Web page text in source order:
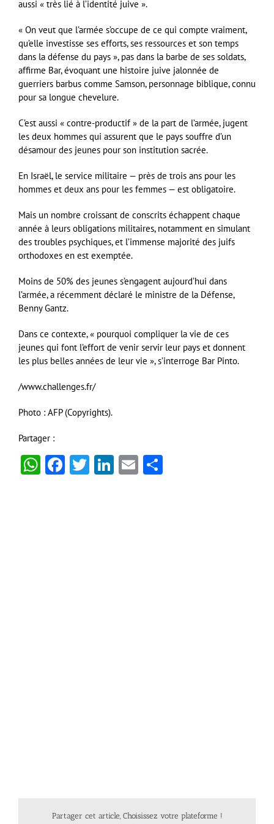
aussi « très lié à l’identité juive ».
« On veut que l’armée s’occupe de ce qui compte vraiment,
qu’elle investisse ses efforts, ses ressources et son temps
dans la défense du pays », pas dans la barbe de ses soldats,
affirme Bar, évoquant une histoire juive jalonnée de
guerriers barbus comme Samson, personnage biblique, connu
pour sa longue chevelure.
C’est aussi « contre-productif » de la part de l’armée, jugent
les deux hommes qui assurent que le pays souffre d’un
désamour des jeunes pour son institution sacrée.
En Israël, le service militaire — près de trois ans pour les
hommes et deux ans pour les femmes — est obligatoire.
Mais un nombre croissant de conscrits échappent chaque
année à leurs obligations militaires, notamment en simulant
des troubles psychiques, et l’immense majorité des juifs
orthodoxes en est exemptée.
Moins de 50% des jeunes s’engagent aujourd’hui dans
l’armée, a récemment déclaré le ministre de la Défense,
Benny Gantz.
Dans ce contexte, « pourquoi compliquer la vie de ces
jeunes qui font l’effort de venir servir leur pays et donnent
les plus belles années de leur vie », s’interroge Bar Pinto.
/www.challenges.fr/
Photo : AFP (Copyrights).
Partager :
WhatsApp
Facebook
Twitter
LinkedIn
Email
Partager cet article, Choisissez votre plateforme !